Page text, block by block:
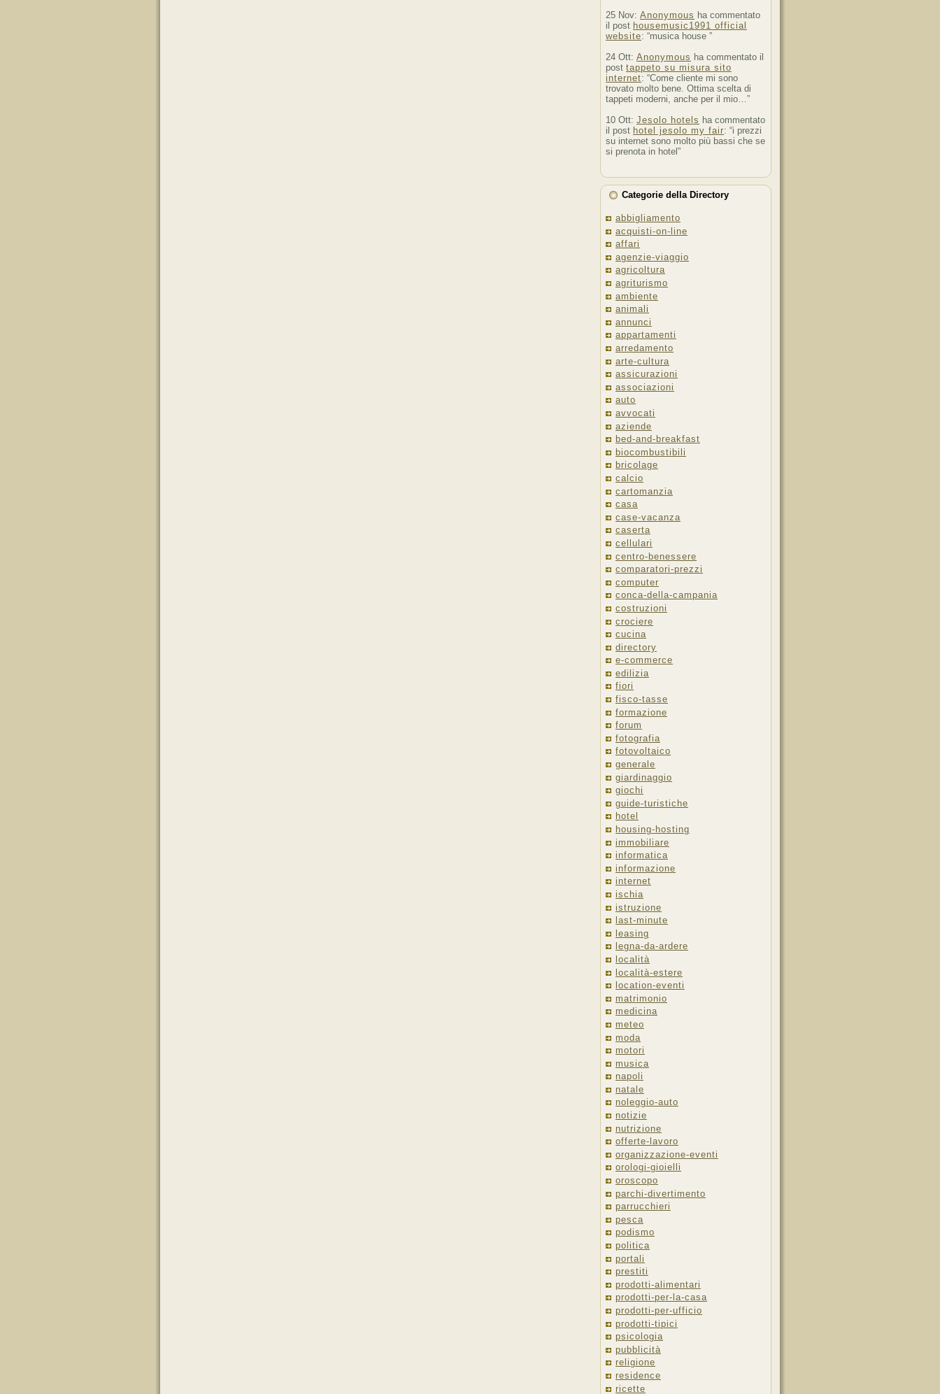
25 Nov: Anonymous ha commentato
il post housemusic1991 official
website: “musica house ”
24 Ott: Anonymous ha commentato il
post tappeto su misura sito
internet: “Come cliente mi sono
trovato molto bene. Ottima scelta di
tappeti moderni, anche per il mio…”
10 Ott: Jesolo hotels ha commentato
il post hotel jesolo my fair: “i prezzi
su internet sono molto più bassi che se
si prenota in hotel”
Categorie della Directory
abbigliamento
acquisti-on-line
affari
agenzie-viaggio
agricoltura
agriturismo
ambiente
animali
annunci
appartamenti
arredamento
arte-cultura
assicurazioni
associazioni
auto
avvocati
aziende
bed-and-breakfast
biocombustibili
bricolage
calcio
cartomanzia
casa
case-vacanza
caserta
cellulari
centro-benessere
comparatori-prezzi
computer
conca-della-campania
costruzioni
crociere
cucina
directory
e-commerce
edilizia
fiori
fisco-tasse
formazione
forum
fotografia
fotovoltaico
generale
giardinaggio
giochi
guide-turistiche
hotel
housing-hosting
immobiliare
informatica
informazione
internet
ischia
istruzione
last-minute
leasing
legna-da-ardere
località
località-estere
location-eventi
matrimonio
medicina
meteo
moda
motori
musica
napoli
natale
noleggio-auto
notizie
nutrizione
offerte-lavoro
organizzazione-eventi
orologi-gioielli
oroscopo
parchi-divertimento
parrucchieri
pesca
podismo
politica
portali
prestiti
prodotti-alimentari
prodotti-per-la-casa
prodotti-per-ufficio
prodotti-tipici
psicologia
pubblicità
religione
residence
ricette